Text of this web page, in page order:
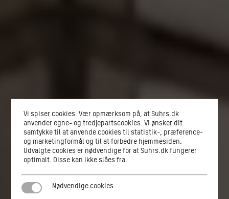
Vi spiser cookies. Vær opmærksom på, at Suhrs.dk
anvender egne- og tredjepartscookies. Vi ønsker dit
samtykke til at anvende cookies til statistik-, præference-
og marketingformål og til at forbedre hjemmesiden.
Udvalgte cookies er nødvendige for at Suhrs.dk fungerer
optimalt. Disse kan ikke slåes fra.
Nødvendige cookies
Nødvendige cookies